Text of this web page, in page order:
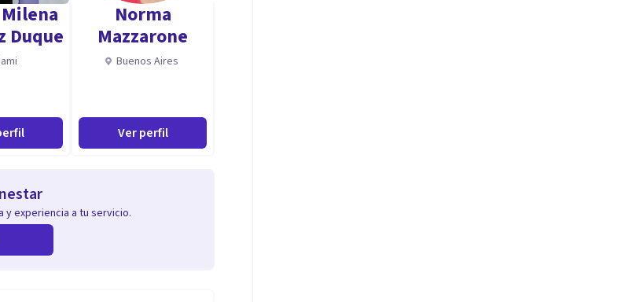
Duque
Norma
Mazzarone
Buenos Aires
Ver perfil
y experiencia a tu servicio.